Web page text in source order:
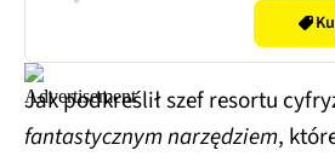
Jak podkreślił szef resortu
fantastycznym narzędziem,